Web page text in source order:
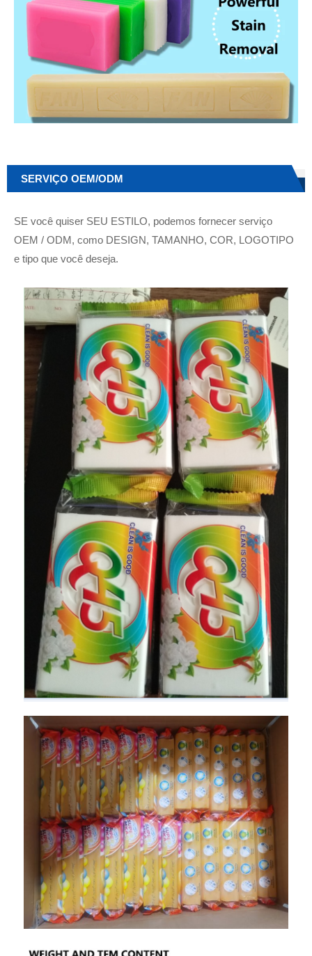
SERVIÇO OEM/ODM
SE você quiser SEU ESTILO, podemos fornecer serviço
OEM / ODM, como DESIGN, TAMANHO, COR, LOGOTIPO
e tipo que você deseja.